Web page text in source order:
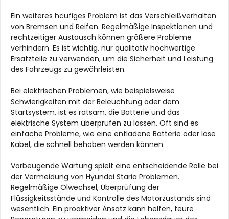
Ein weiteres häufiges Problem ist das Verschleißverhalten
von Bremsen und Reifen. Regelmäßige Inspektionen und
rechtzeitiger Austausch können größere Probleme
verhindern. Es ist wichtig, nur qualitativ hochwertige
Ersatzteile zu verwenden, um die Sicherheit und Leistung
des Fahrzeugs zu gewährleisten.
Bei elektrischen Problemen, wie beispielsweise
Schwierigkeiten mit der Beleuchtung oder dem
Startsystem, ist es ratsam, die Batterie und das
elektrische System überprüfen zu lassen. Oft sind es
einfache Probleme, wie eine entladene Batterie oder lose
Kabel, die schnell behoben werden können.
Vorbeugende Wartung spielt eine entscheidende Rolle bei
der Vermeidung von Hyundai Staria Problemen.
Regelmäßige Ölwechsel, Überprüfung der
Flüssigkeitsstände und Kontrolle des Motorzustands sind
wesentlich. Ein proaktiver Ansatz kann helfen, teure